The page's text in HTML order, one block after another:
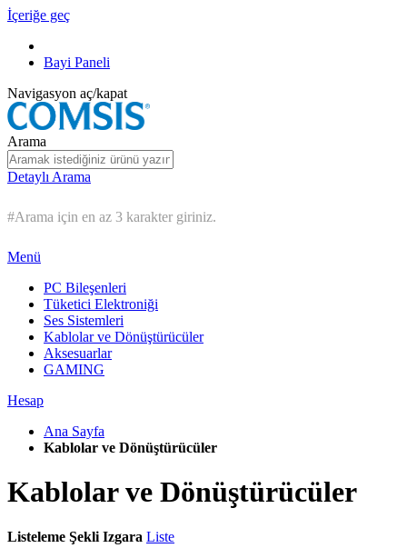
İçeriğe geç
Bayi Paneli
Navigasyon aç/kapat
Arama
Detaylı Arama
#Arama için en az 3 karakter giriniz.
Menü
PC Bileşenleri
Tüketici Elektroniği
Ses Sistemleri
Kablolar ve Dönüştürücüler
Aksesuarlar
GAMING
Hesap
Ana Sayfa
Kablolar ve Dönüştürücüler
Kablolar ve Dönüştürücüler
Listeleme Şekli Izgara Liste